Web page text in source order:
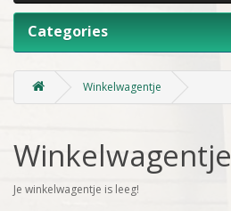
Categories
Winkelwagentje
Winkelwagentje
Je winkelwagentje is leeg!